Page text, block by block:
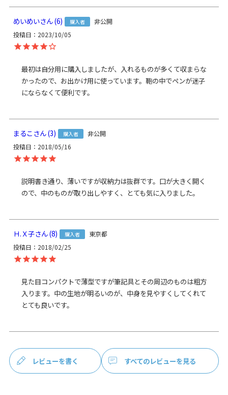
さ7cm、幅16.5cm ／ ＜重さ＞ 65g ／ ※外寸は口金を含みま
す。※内寸は口金を含みません。
素材
＜本体＞ 表地：綿100％、裏地：レーヨン100％（※裏地の
色は共通） ／ 口金：鉄（アンティークゴールド）
お支払方法 クレジットカード
／コンビニ後払い／
Amazon Pay／楽天ペイ／PayPay
き返品、キャンセルもお受付できます。
発送方法
ゆうパック：全国一律770円
日時指定可能
（※10,000円以上ご購入頂いた場合は送料無料にな
持ち運びに便利なサイズ感の平ペンケースです。
見た目の薄さとはうらはらに、収納力のあるペンケース。が
ま口がパカッと180度開くので、中が見やすく、取り出しや
すいのもポイントです。薄型のバッグの中でもかさばらない
MATERIAL
AYANOKOJIでは定番の8号帆布を使用しています。帆布は耐
めいめい 6 購入者
非公開
投稿日
2023/10/05
最初は自分用に購入しましたが、入れるものが多くて収まらな
かったので、お出かけ用に使っています。鞄の中でペンが迷子
にならなくて便利です。
まるこ 3 購入者
非公開
投稿日
2018/05/16
説明書き通り、薄いですが収納力は抜群です。口が大きく開く
ので、中のものが取り出しやすく、とても気に入りました。
Ｈ.Ｘ子 8 購入者
東京都
投稿日
2018/02/25
見た目コンパクトで薄型ですが筆記具とその周辺のものは粗方
入ります。中の生地が明るいのが、中身を見やすくしてくれて
とても良いです。
レビューを書く すべてのレビューを見る